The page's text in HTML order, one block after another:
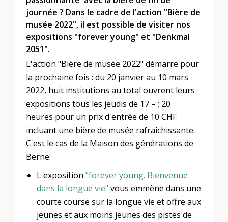
journée ? Dans le cadre de l'action "Bière de
musée 2022", il est possible de visiter nos
expositions "forever young" et "Denkmal
2051".
L'action "Bière de musée 2022" démarre pour
la prochaine fois : du 20 janvier au 10 mars
2022, huit institutions au total ouvrent leurs
expositions tous les jeudis de 17 – ; 20
heures pour un prix d'entrée de 10 CHF
incluant une bière de musée rafraîchissante.
C'est le cas de la Maison des générations de
Berne:
L'exposition"forever young. Bienvenue
dans la longue vie" vous emmène dans une
courte course sur la longue vie et offre aux
jeunes et aux moins jeunes des pistes de